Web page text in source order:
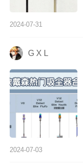
2024-07-31
G X L
2024-07-03